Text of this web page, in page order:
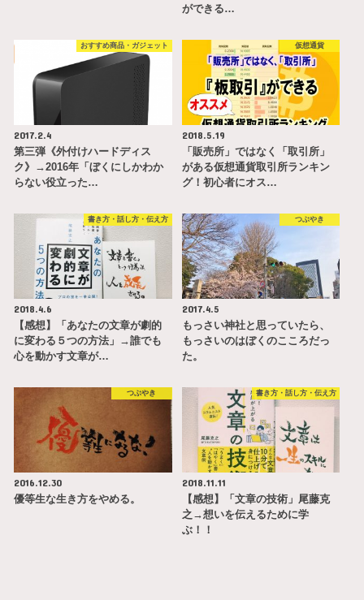
ができる…
おすすめ商品・ガジェット
2017.2.4
第三弾《外付けハードディス
ク》→2016年「ぼくにしかわか
らない役立った…
仮想通貨
2018.5.19
「販売所」ではなく「取引所」
がある仮想通貨取引所ランキン
グ！初心者にオス…
書き方・話し方・伝え方
2018.4.6
【感想】「あなたの文章が劇的
に変わる５つの方法」→誰でも
心を動かす文章が…
つぶやき
2017.4.5
もっさい神社と思っていたら、
もっさいのはぼくのこころだっ
た。
つぶやき
2016.12.30
優等生な生き方をやめる。
書き方・話し方・伝え方
2018.11.11
【感想】「文章の技術」尾藤克
之→想いを伝えるために学
ぶ！！